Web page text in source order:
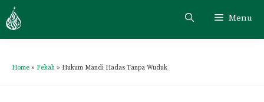
Menu
Home » Fekah » Hukum Mandi Hadas Tanpa Wuduk